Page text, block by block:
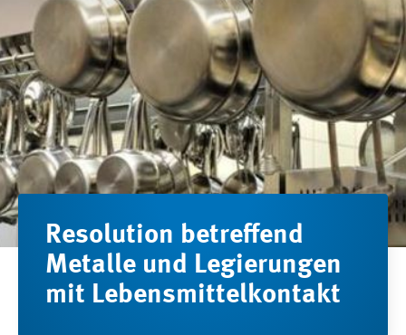
Resolution betreffend
Metalle und Legierungen
mit Lebensmittelkontakt